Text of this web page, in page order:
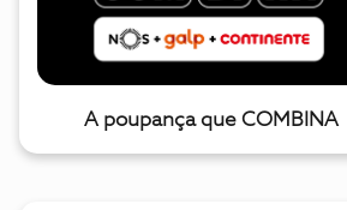
A poupança que COMBINA